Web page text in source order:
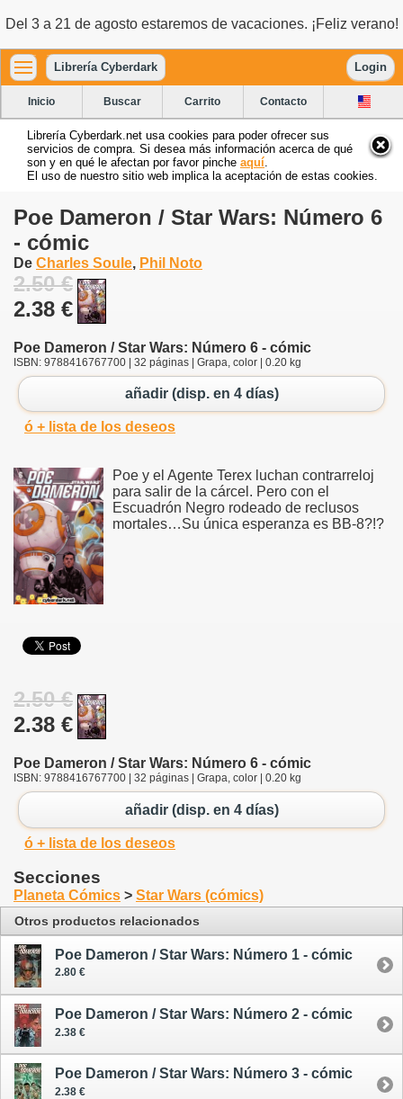
Del 3 a 21 de agosto estaremos de vacaciones. ¡Feliz verano!
Librería Cyberdark Login
Inicio Buscar Carrito Contacto
Librería Cyberdark.net usa cookies para poder ofrecer sus
servicios de compra. Si desea más información acerca de qué
son y en qué le afectan por favor pinche aquí
El uso de nuestro sitio web implica la aceptación de estas cookies.
Poe Dameron / Star Wars: Número 6
- cómic
De Charles Soule, Phil Noto
2.50 €
2.38 €
Poe Dameron / Star Wars: Número 6 - cómic
ISBN: 9788416767700 | 32 páginas | Grapa, color | 0.20 kg
añadir (disp. en 4 días)
ó + lista de los deseos
Poe y el Agente Terex luchan contrarreloj
para salir de la cárcel. Pero con el
Escuadrón Negro rodeado de reclusos
mortales…Su única esperanza es BB-8?!?
2.50 €
2.38 €
Poe Dameron / Star Wars: Número 6 - cómic
ISBN: 9788416767700 | 32 páginas | Grapa, color | 0.20 kg
añadir (disp. en 4 días)
ó + lista de los deseos
Secciones
Planeta Cómics > Star Wars (cómics)
Otros productos relacionados
Poe Dameron / Star Wars: Número 1 - cómic
2.80 €
Poe Dameron / Star Wars: Número 2 - cómic
2.38 €
Poe Dameron / Star Wars: Número 3 - cómic
2.38 €